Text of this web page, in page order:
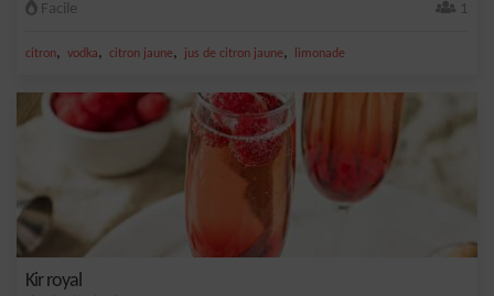
Facile 1
citron, vodka, citron jaune, jus de citron jaune, limonade
Kir royal